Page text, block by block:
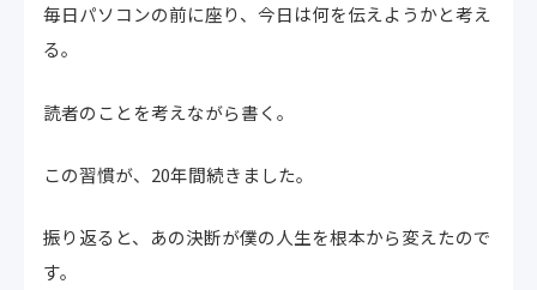
毎日パソコンの前に座り、今日は何を伝えようかと考え
る。
読者のことを考えながら書く。
この習慣が、20年間続きました。
振り返ると、あの決断が僕の人生を根本から変えたので
す。